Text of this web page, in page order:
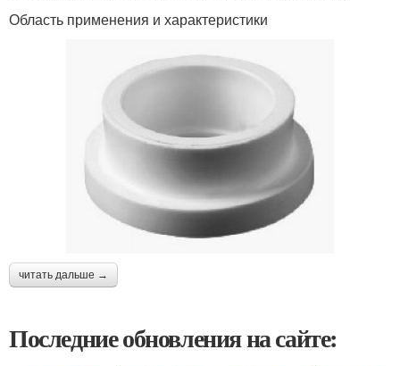
Область применения и характеристики
читать дальше →
Последние обновления на сайте: